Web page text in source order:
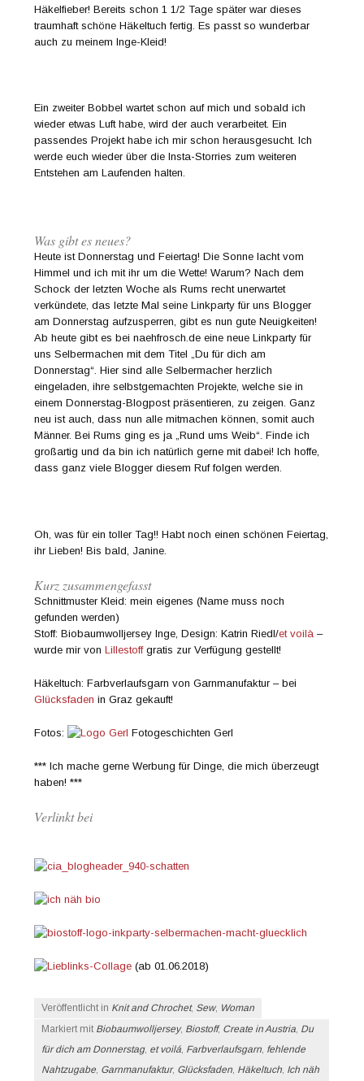
Häkelfieber! Bereits schon 1 1/2 Tage später war dieses
traumhaft schöne Häkeltuch fertig. Es passt so wunderbar
auch zu meinem Inge-Kleid!
Ein zweiter Bobbel wartet schon auf mich und sobald ich
wieder etwas Luft habe, wird der auch verarbeitet. Ein
passendes Projekt habe ich mir schon herausgesucht. Ich
werde euch wieder über die Insta-Storries zum weiteren
Entstehen am Laufenden halten.
Was gibt es neues?
Heute ist Donnerstag und Feiertag! Die Sonne lacht vom
Himmel und ich mit ihr um die Wette! Warum? Nach dem
Schock der letzten Woche als Rums recht unerwartet
verkündete, das letzte Mal seine Linkparty für uns Blogger
am Donnerstag aufzusperren, gibt es nun gute Neuigkeiten!
Ab heute gibt es bei naehfrosch.de eine neue Linkparty für
uns Selbermachen mit dem Titel „Du für dich am
Donnerstag“. Hier sind alle Selbermacher herzlich
eingeladen, ihre selbstgemachten Projekte, welche sie in
einem Donnerstag-Blogpost präsentieren, zu zeigen. Ganz
neu ist auch, dass nun alle mitmachen können, somit auch
Männer. Bei Rums ging es ja „Rund ums Weib“. Finde ich
großartig und da bin ich natürlich gerne mit dabei! Ich hoffe,
dass ganz viele Blogger diesem Ruf folgen werden.
Oh, was für ein toller Tag!! Habt noch einen schönen Feiertag,
ihr Lieben! Bis bald, Janine.
Kurz zusammengefasst
Schnittmuster Kleid: mein eigenes (Name muss noch
gefunden werden)
Stoff: Biobaumwolljersey Inge, Design: Katrin Riedl/et voilà –
wurde mir vonLillestoffgratis zur Verfügung gestellt!
Häkeltuch: Farbverlaufsgarn von Garnmanufaktur – bei
Glücksfaden in Graz gekauft!
Fotos: Fotogeschichten Gerl
*** Ich mache gerne Werbung für Dinge, die mich überzeugt
haben! ***
Verlinkt bei
(ab 01.06.2018)
Veröffentlicht in Knit and Chrochet, Sew, Woman
Markiert mit Biobaumwolljersey, Biostoff, Create in Austria Du
für dich am Donnerstag, et voilá Farbverlaufsgarn fehlende
Nahtzugabe Garnmanufaktur, Glücksfaden Häkeltuch Ich näh